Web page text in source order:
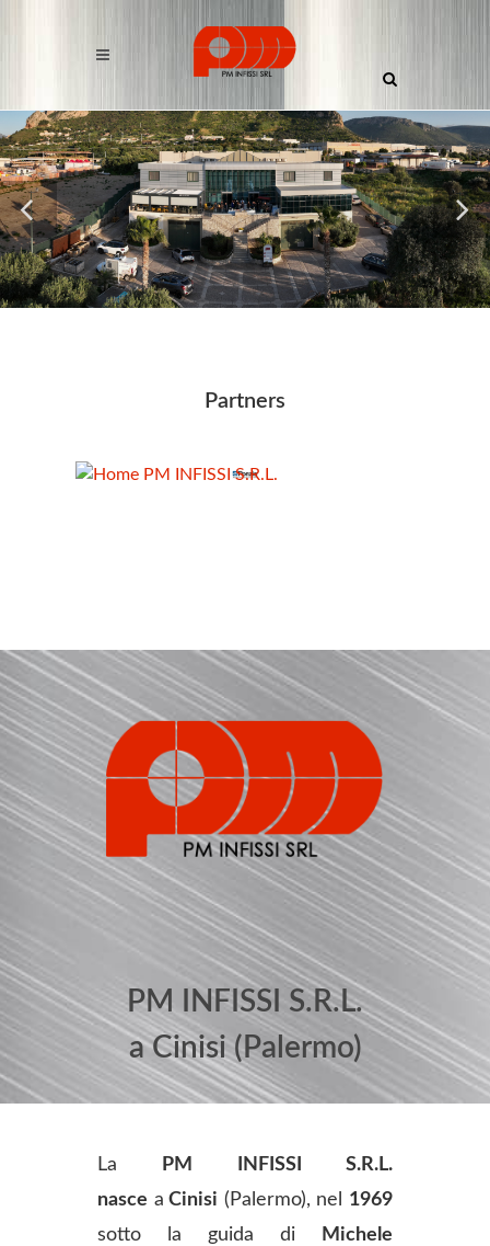
Partners
PM INFISSI S.R.L.
a Cinisi (Palermo)
La
PM INFISSI S.R.L.
nasce a Cinisi (Palermo), nel 1969
sotto la guida di
Michele